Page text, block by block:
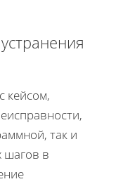
кейсом,
так и
шагов в